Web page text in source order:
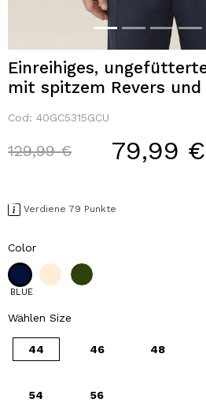
Einreihiges,
mit spitzem Revers
Cod: 40GC5315GCU
Price reduced from
129,99 €to 79,99 €
Verdiene 79 Punkte
Color
BLUE
Wählen Size
44 46 48
54 56